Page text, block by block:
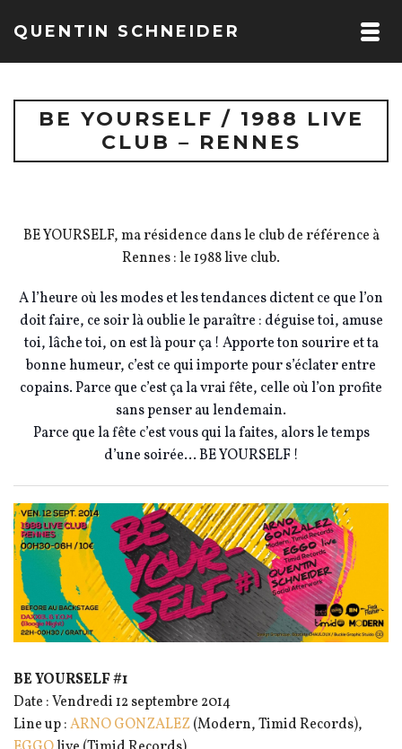
QUENTIN SCHNEIDER
BE YOURSELF / 1988 LIVE
CLUB – RENNES
BE YOURSELF, ma résidence dans le club de référence à
Rennes : le 1988 live club.
A l’heure où les modes et les tendances dictent ce que l’on
doit faire, ce soir là oublie le paraître : déguise toi, amuse
toi, lâche toi, on est là pour ça ! Apporte ton sourire et ta
bonne humeur, c’est ce qui importe pour s’éclater entre
copains. Parce que c’est ça la vrai fête, celle où l’on profite
sans penser aulendemain.
Parce que la fête c’est vous qui la faites, alors le temps
d’une soirée… BE YOURSELF !
BE YOURSELF #1
Date : Vendredi 12 septembre 2014
Line up :ARNO GONZALEZ(Modern, Timid Records),